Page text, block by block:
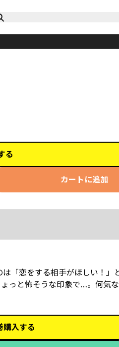
る
カートに追加
「恋をする相手がほしい！」
っと怖そうな印象で…。何気
購入する